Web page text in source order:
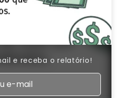
e receba o relatório!